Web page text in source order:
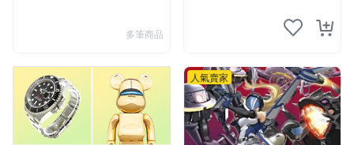
多筆商品
人氣賣家